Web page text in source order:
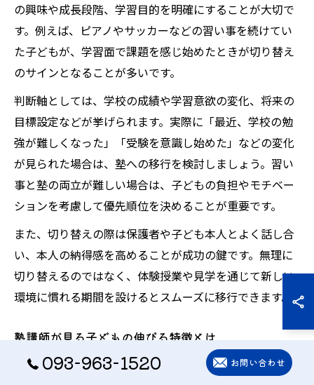
の興味や成長段階、学習目的を明確にすることが大切で
す。例えば、ピアノやサッカーなどの習い事を続けてい
た子どもが、学習面で課題を感じ始めたときが切り替え
のサインとなることが多いです。
判断軸としては、学校の成績や学習意欲の変化、将来の
目標設定などが挙げられます。実際に「最近、学校の勉
強が難しくなった」「受験を意識し始めた」などの変化
が見られた場合は、塾への移行を検討しましょう。習い
事と塾の両立が難しい場合は、子どもの負担やモチベー
ションを考慮して優先順位を決めることが重要です。
また、切り替えの際は保護者や子ども本人とよく話し合
い、本人の納得感を高めることが成功の鍵です。無理に
切り替えるのではなく、体験授業や見学を通じて新しい
環境に慣れる期間を設けるとスムーズに移行できます。
塾講師が見る子どもの伸びる特徴とは
塾講師が注目する「伸びる子ども」の特徴にはいくつか
093-963-1520 お問い合わせ